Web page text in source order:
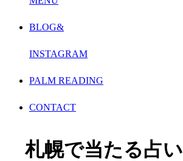
BLOG&
INSTAGRAM
PALM READING
CONTACT
札幌で当たる占い